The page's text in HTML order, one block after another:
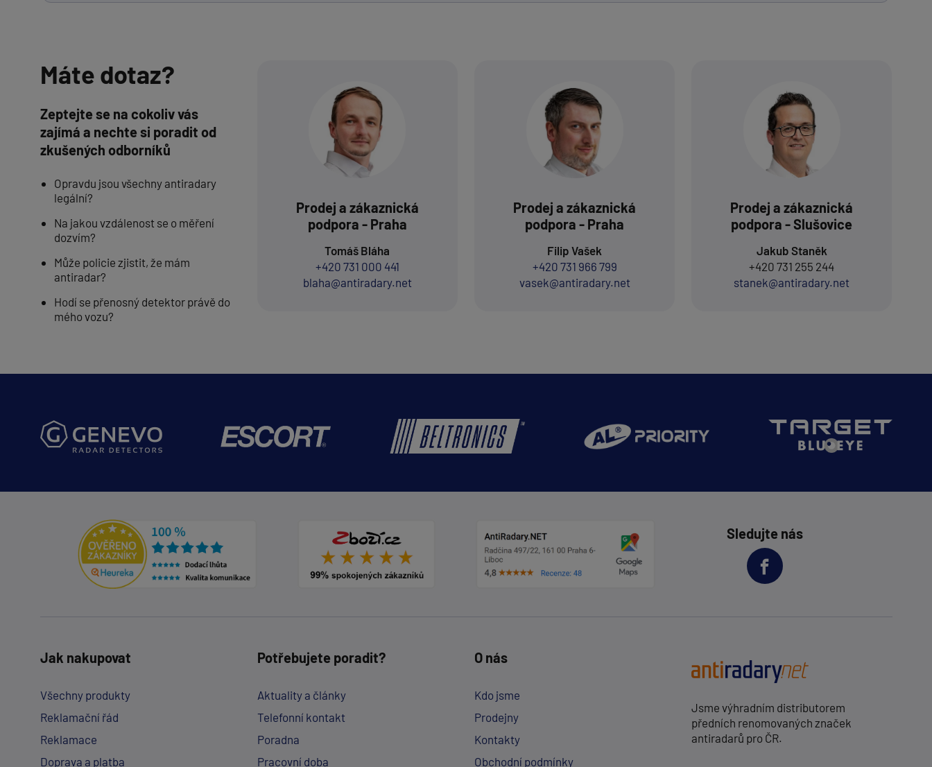
Máte dotaz?
Zeptejte se na cokoliv vás
zajímá a nechte si poradit od
zkušených odborníků
Opravdu jsou všechny antiradary
legální?
Na jakou vzdálenost se o měření
dozvím?
Může policie zjistit, že mám
antiradar?
Hodí se přenosný detektor právě do
mého vozu?
Prodej a zákaznická
podpora - Praha
Tomáš Bláha
+420 731 000 441
blaha@antiradary.net
Prodej a zákaznická
podpora - Praha
Filip Vašek
+420 731 966 799
vasek@antiradary.net
Prodej a zákaznická
podpora - Slušovice
Jakub Staněk
+420 731 255 244
stanek@antiradary.net
Sledujte nás
Jak nakupovat
Všechny produkty
Reklamační řád
Reklamace
Doprava a platba
Potřebujete poradit?
Aktuality a články
Telefonní kontakt
Poradna
Pracovní doba
O nás
Kdo jsme
Prodejny
Kontakty
Obchodní podmínky
Jsme výhradním distributorem
předních renomovaných značek
antiradarů pro ČR.